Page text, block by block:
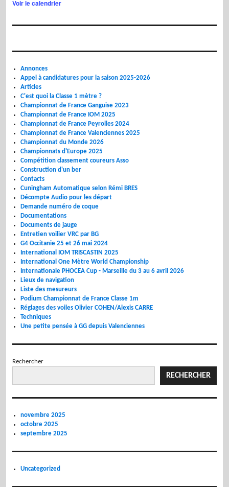
Voir le calendrier
Annonces
Appel à candidatures pour la saison 2025-2026
Articles
C'est quoi la Classe 1 mètre ?
Championnat de France Ganguise 2023
Championnat de France IOM 2025
Championnat de France Peyrolles 2024
Championnat de France Valenciennes 2025
Championnat du Monde 2026
Championnats d'Europe 2025
Compétition classement coureurs Asso
Construction d'un ber
Contacts
Cuningham Automatique selon Rémi BRES
Décompte Audio pour les départ
Demande numéro de coque
Documentations
Documents de jauge
Entretien voilier VRC par BG
G4 Occitanie 25 et 26 mai 2024
International IOM TRISCASTIN 2025
International One Mètre World Championship
Internationale PHOCEA Cup - Marseille du 3 au 6 avril 2026
Lieux de navigation
Liste des mesureurs
Podium Championnat de France Classe 1m
Réglages des voiles Olivier COHEN/Alexis CARRE
Techniques
Une petite pensée à GG depuis Valenciennes
Rechercher
RECHERCHER
novembre 2025
octobre 2025
septembre 2025
Uncategorized